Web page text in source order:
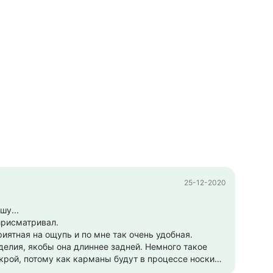
25-12-2020
на ощупь и по мне так очень удобная.
якобы она длиннее задней. Немного такое